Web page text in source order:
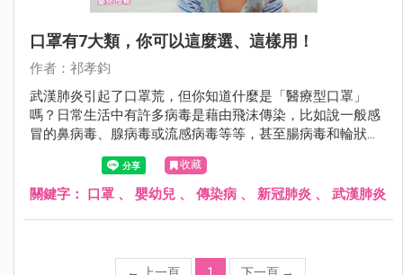
口罩有7大類，你可以這麼選、這樣用！
作者：祁孝鈞
武漢肺炎引起了口罩荒，但你知道什麼是「醫療型口罩」
嗎？日常生活中有許多病毒是藉由飛沫傳染，比如說一般感
冒的鼻病毒、腺病毒或流感病毒等等，甚至腸病毒和輪狀或
諾羅病毒在初期病毒量高時，都有可能藉由呼吸道傳染，我
們戴口罩的目的，就是為了減少這類被飛沫傳染的機會。
收藏
關鍵字： 口罩 、 嬰幼兒 、 傳染病 、 新冠肺炎 、 武漢肺炎